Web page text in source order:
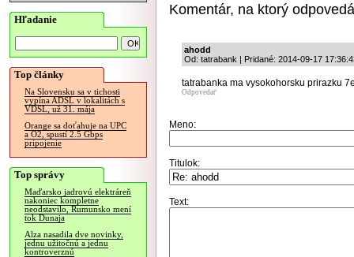
Hľadanie
Top články
Na Slovensku sa v tichosti
vypína ADSL v lokalitách s
VDSL, už 31. mája
Orange sa doťahuje na UPC
a O2, spustí 2.5 Gbps
pripojenie
Top správy
Maďarsko jadrovú elektráreň
nakoniec kompletne
neodstavilo, Rumunsko mení
tok Dunaja
Alza nasadila dve novinky,
jednu užitočnú a jednu
kontroverznú
Komentár, na ktorý
ahodd
Od: tatrabank | Pridané: 2014-09-17
tatrabanka ma vysokohorsku prirazku
Odpovedať
Meno:
Titulok:
Text: